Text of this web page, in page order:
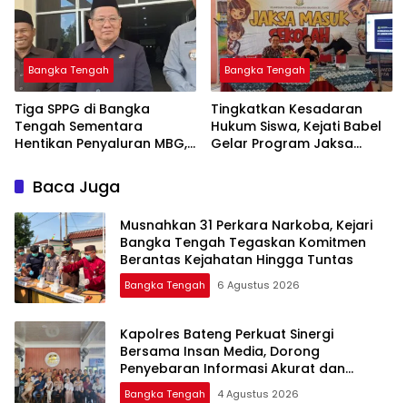
Bangka Tengah
‎Tiga SPPG di Bangka
Tengah Sementara
Hentikan Penyaluran MBG,
Bangka Tengah
Tingkatkan Kesadaran
Hukum Siswa, Kejati Babel
Gelar Program Jaksa
Baca Juga
Musnahkan 31 Perkara Narkoba, Kejari
Bangka Tengah Tegaskan Komitmen
Berantas Kejahatan Hingga Tuntas
Bangka Tengah 6 Agustus 2026
‎Kapolres Bateng Perkuat Sinergi
Bersama Insan Media, Dorong
Penyebaran Informasi Akurat dan
Layanan Polri 110
Bangka Tengah 4 Agustus 2026